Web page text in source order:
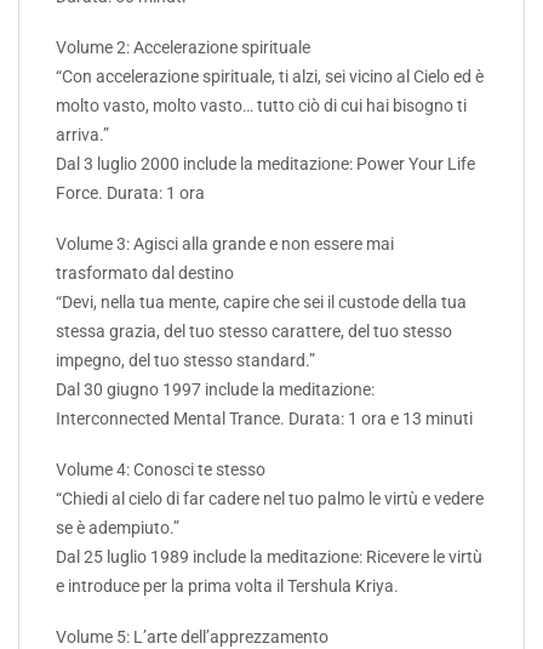
Volume 2: Accelerazione spirituale
“Con accelerazione spirituale, ti alzi, sei vicino al Cielo ed è
molto vasto, molto vasto… tutto ciò di cui hai bisogno ti
arriva.”
Dal 3 luglio 2000 include la meditazione: Power Your Life
Force. Durata: 1 ora
Volume 3: Agisci alla grande e non essere mai
trasformato dal destino
“Devi, nella tua mente, capire che sei il custode della tua
stessa grazia, del tuo stesso carattere, del tuo stesso
impegno, del tuo stesso standard.”
Dal 30 giugno 1997 include la meditazione:
Interconnected Mental Trance. Durata: 1 ora e 13 minuti
Volume 4: Conosci te stesso
“Chiedi al cielo di far cadere nel tuo palmo le virtù e vedere
se è adempiuto.”
Dal 25 luglio 1989 include la meditazione: Ricevere le virtù
e introduce per la prima volta il Tershula Kriya.
Volume 5: L’arte dell’apprezzamento